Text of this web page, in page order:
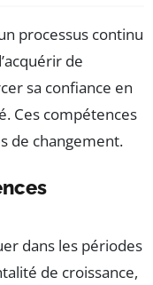
processus continu
de
sa confiance en
Ces compétences
de changement.
dans les périodes
de croissance,